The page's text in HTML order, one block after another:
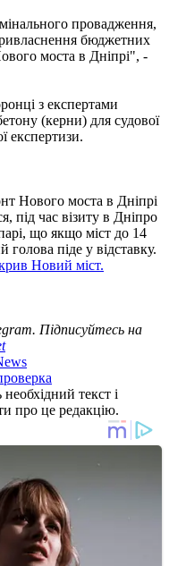
провадження,
бюджетних
моста в Дніпрі", -
з експертами
(керни) для судової
експертизи.
Нового моста в Дніпрі
під час візиту в Дніпро
що якщо міст до 14
голова піде у відставку.
Новий міст.
Підписуйтесь на
текст і
про це редакцію.